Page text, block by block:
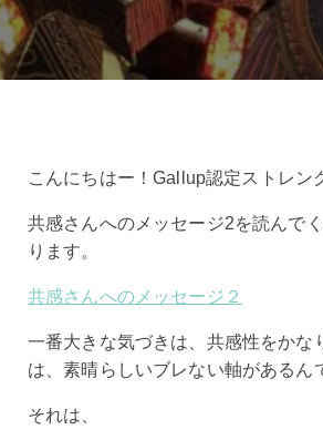
こんにちはー！Gallup認定ストレン
共感さんへのメッセージ2を読んで
ります。
共感さんへのメッセージ２
一番大きな気づきは、共感性をかな
は、素晴らしいブレない軸があるん
それは、